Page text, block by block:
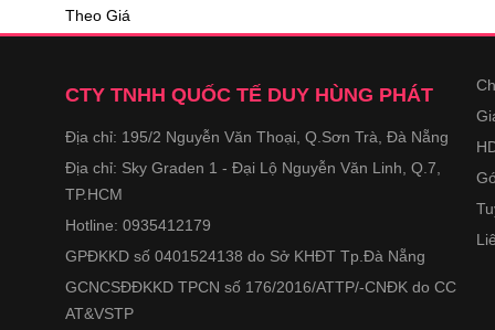
Cell Fusion C
FINE
Avene
Bioderma
La Roche Posay
Theo Giá
CTY TNHH QUỐC TẾ DUY HÙNG PHÁT
Địa chỉ: 195/2 Nguyễn Văn Thoại, Q.Sơn Trà, Đà Nẵng
Địa chỉ: Sky Graden 1 - Đại Lộ Nguyễn Văn Linh, Q.7,
TP.HCM
Hotline: 0935412179
GPĐKKD số 0401524138 do Sở KHĐT Tp.Đà Nẵng
GCNCSĐĐKKD TPCN số 176/2016/ATTP/-CNĐK do CC
AT&VSTP